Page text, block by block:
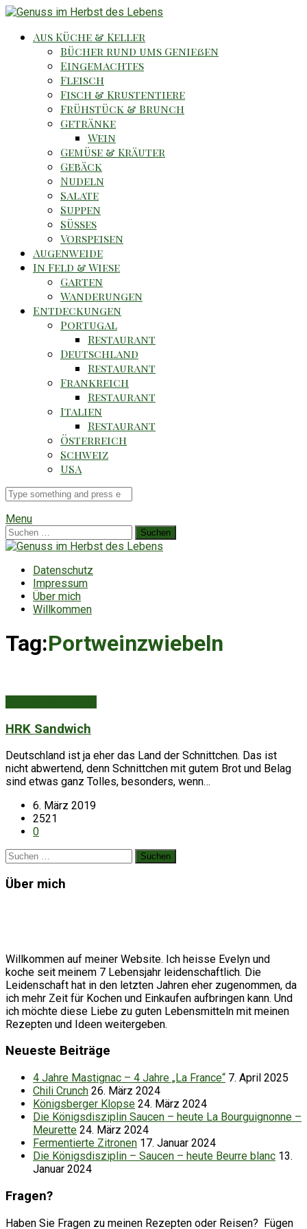
Aus Küche & Keller
Bücher rund ums Genießen
Eingemachtes
Fleisch
Fisch & Krustentiere
Frühstück & Brunch
Getränke
Wein
Gemüse & Kräuter
Gebäck
Nudeln
Salate
Suppen
Süsses
Vorspeisen
Augenweide
In Feld & Wiese
Garten
Wanderungen
Entdeckungen
Portugal
Restaurant
Deutschland
Restaurant
Frankreich
Restaurant
Italien
Restaurant
Österreich
Schweiz
USA
Suche
für
Menu
Suchen
nach:
Datenschutz
Impressum
Über mich
Willkommen
Tag:Portweinzwiebeln
HRK Sandwich
Deutschland ist ja eher das Land der Schnittchen. Das ist
nicht abwertend, denn Schnittchen mit gutem Brot und Belag
sind etwas ganz Tolles, besonders, wenn…
6. März 2019
2521
0
Suchen
Über mich
Willkommen auf meiner Website. Ich heisse Evelyn und
koche seit meinem 7 Lebensjahr leidenschaftlich. Die
Leidenschaft hat in den letzten Jahren eher zugenommen, da
ich mehr Zeit für Kochen und Einkaufen aufbringen kann. Und
ich möchte diese Liebe zu guten Lebensmitteln mit meinen
Rezepten und Ideen weitergeben.
Neueste Beiträge
4 Jahre Mastignac – 4 Jahre „La France“ 7. April 2025
Chili Crunch 26. März 2024
Königsberger Klopse 24. März 2024
Die Königsdisziplin Saucen – heute La Bourguignonne –
Meurette 24. März 2024
Fermentierte Zitronen 17. Januar 2024
Die Königsdisziplin – Saucen – heute Beurre blanc 13.
Januar 2024
Fragen?
Haben Sie Fragen zu meinen Rezepten oder Reisen? Fügen